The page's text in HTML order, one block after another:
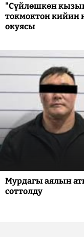
"Сүйлөшкөн
токмоктон кийин
окуясы
Мурдагы аялын
соттолду